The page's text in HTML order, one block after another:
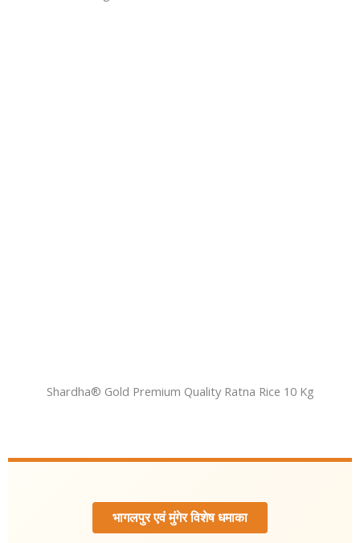
Shardha®️ Gold Premium Quality Ratna Rice 10 Kg
भागलपुर एवं मुंगेर विशेष धमाका